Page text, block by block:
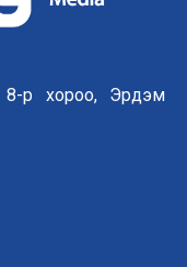
8-р хороо, Эрдэм